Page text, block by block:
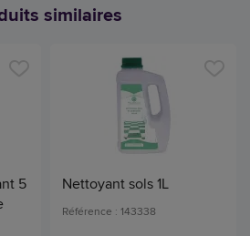
similaires
5
Nettoyant sols 1L
Référence : 143338